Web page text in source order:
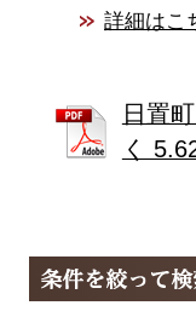
詳細はこ
日置
く